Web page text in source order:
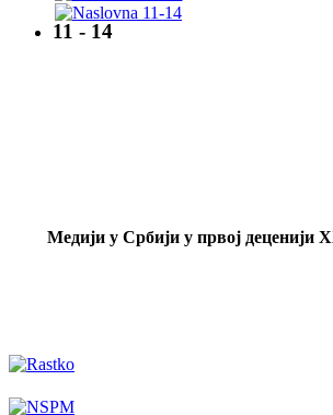
11 - 14
Mедији у Србији у првој деценији